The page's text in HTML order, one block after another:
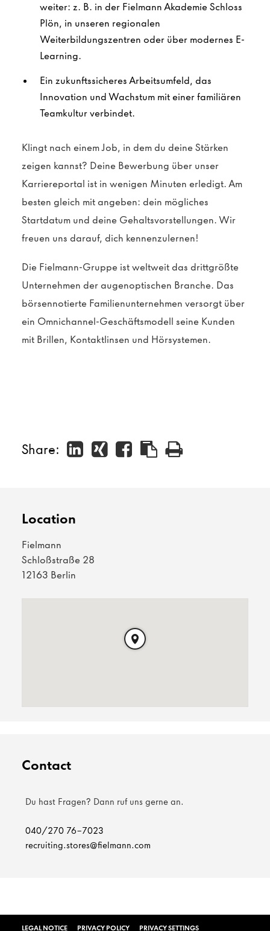
weiter: z. B. in der Fielmann Akademie Schloss
Plön, in unseren regionalen
Weiterbildungszentren oder über modernes E-
Learning.
Ein zukunftssicheres Arbeitsumfeld, das
Innovation und Wachstum mit einer familiären
Teamkultur verbindet.
Klingt nach einem Job, in dem du deine Stärken
zeigen kannst? Deine Bewerbung über unser
Karriereportal ist in wenigen Minuten erledigt. Am
besten gleich mit angeben: dein mögliches
Startdatum und deine Gehaltsvorstellungen. Wir
freuen uns darauf, dich kennenzulernen!
Die Fielmann-Gruppe ist weltweit das drittgrößte
Unternehmen der augenoptischen Branche. Das
börsennotierte Familienunternehmen versorgt über
ein Omnichannel-Geschäftsmodell seine Kunden
mit Brillen, Kontaktlinsen und Hörsystemen.
Share:
Location
Fielmann
Schloßstraße 28
12163 Berlin
Contact
Du hast Fragen? Dann ruf uns gerne an.
040/270 76-7023
recruiting.stores@fielmann.com
LEGAL NOTICE PRIVACY POLICY PRIVACY SETTINGS